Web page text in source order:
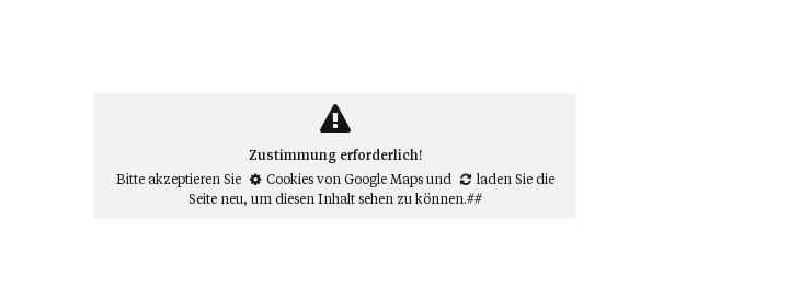
Zustimmung erforderlich!
Bitte akzeptieren Sie
Cookies von Google Mapsund
laden Sie die
Seite neu, um diesen Inhalt sehen zu können.##